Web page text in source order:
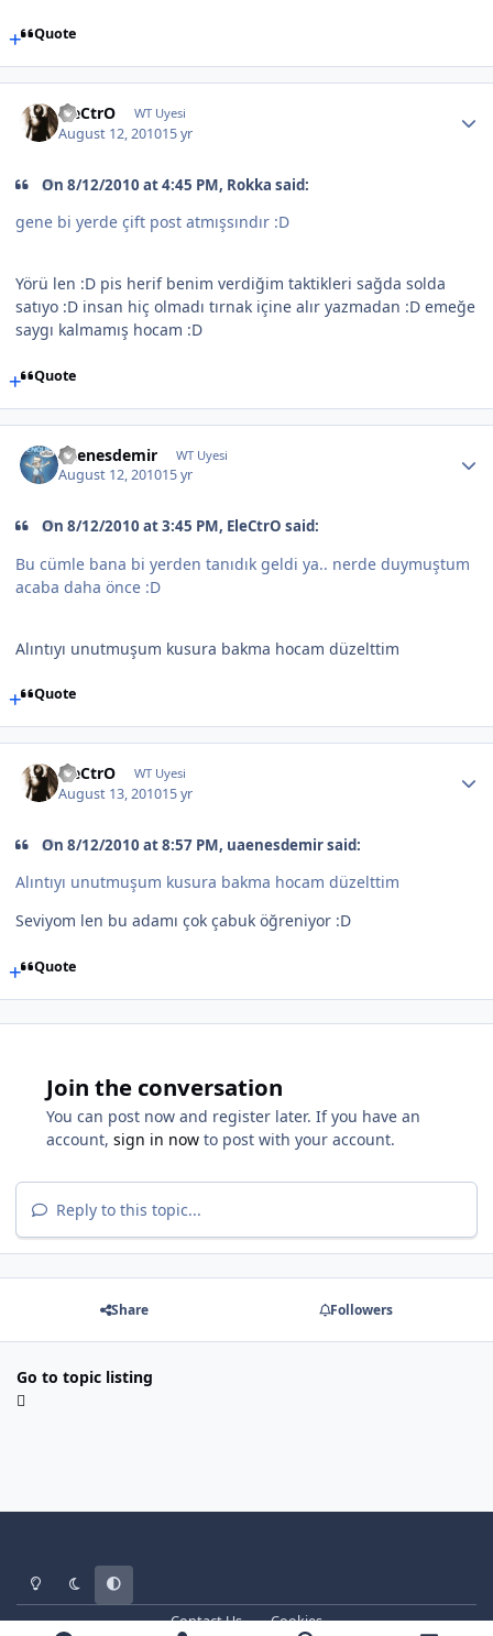
Quote
EleCtrO WT Uyesi
August 12, 201015 yr
On 8/12/2010 at 4:45 PM, Rokka said:
gene bi yerde çift post atmışsındır :D
Yörü len :D pis herif benim verdiğim taktikleri sağda solda
satıyo :D insan hiç olmadı tırnak içine alır yazmadan :D emeğe
saygı kalmamış hocam :D
Quote
uaenesdemir WT Uyesi
August 12, 201015 yr
On 8/12/2010 at 3:45 PM, EleCtrO said:
Bu cümle bana bi yerden tanıdık geldi ya.. nerde duymuştum
acaba daha önce :D
Alıntıyı unutmuşum kusura bakma hocam düzelttim
Quote
EleCtrO WT Uyesi
August 13, 201015 yr
On 8/12/2010 at 8:57 PM, uaenesdemir said:
Alıntıyı unutmuşum kusura bakma hocam düzelttim
Seviyom len bu adamı çok çabuk öğreniyor :D
Quote
Join the conversation
You can post now and register later. If you have an
account, sign in now to post with your account.
Reply to this topic...
Share Followers
Go to topic listing
Light ModeDark ModeSystem Preference
Contact Us Cookies